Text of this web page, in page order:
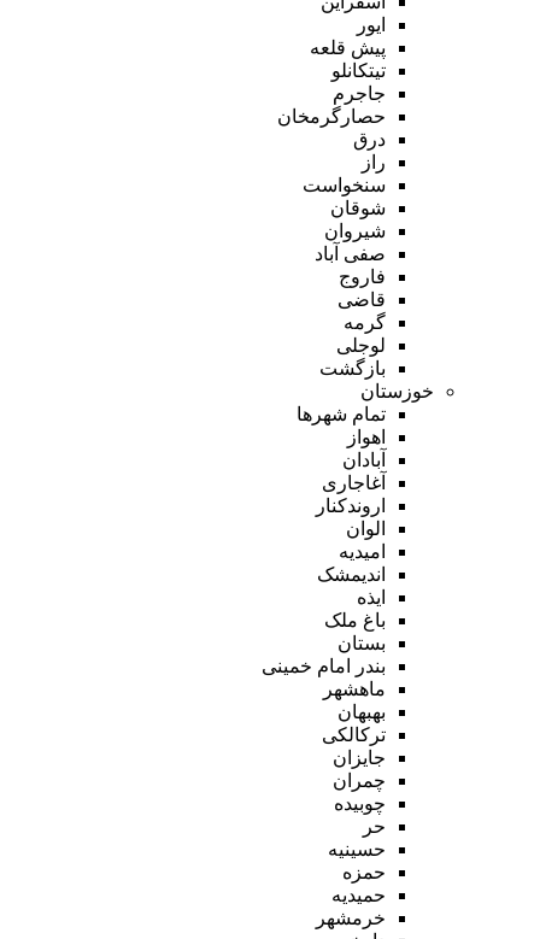
ایور
پیش قلعه
تیتکانلو
جاجرم
حصارگرمخان
درق
راز
سنخواست
شوقان
شیروان
صفی آباد
فاروج
قاضی
گرمه
لوجلی
بازگشت
خوزستان
تمام شهر‌ها
اهواز
آبادان
آغاجاری
اروندکنار
الوان
امیدیه
اندیمشک
ایذه
باغ ملک
بستان
بندر امام خمینی
ماهشهر
بهبهان
ترکالکی
جایزان
چمران
چوبیده
حر
حسینیه
حمزه
حمیدیه
خرمشهر